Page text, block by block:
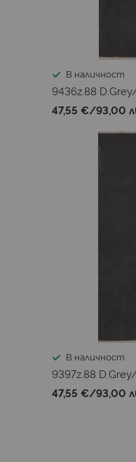
В наличност
9436z.88
47,55 €/93,00
В наличност
9397z.88
47,55 €/93,00